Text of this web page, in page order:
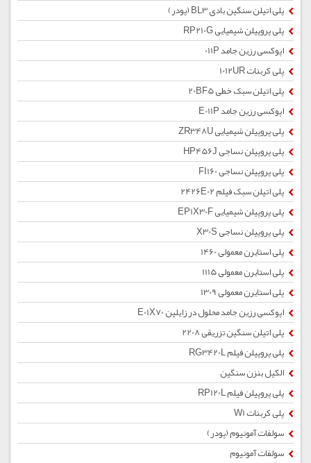
پلی اتیلن سنگین بادی BL3 (پودر)
پلی پروپیلن شیمیایی RP210G
اپوکسی رزین جامد 011P
پلی کربنات 1012UR
پلی اتیلن سبک خطی 20BF5
اپوکسی رزین جامد E011P
پلی پروپیلن شیمیایی ZR348U
پلی پروپیلن نساجی HP456J
پلی پروپیلن نساجی FI160
پلی اتیلن سبک فیلم 2426E02
پلی پروپیلن شیمیایی EP1X30F
پلی پروپیلن نساجی X30S
پلی استایرن معمولی 1460
پلی استایرن معمولی 1115
پلی استایرن معمولی 1309
اپوکسی رزین جامد محلول در زایلین E01X70
پلی اتیلن سنگین تزریقی 2208
پلی پروپیلن فیلم RG3420L
الکیل بنزن سنگین
پلی پروپیلن فیلم RP120L
پلی کربنات W1
سولفات آمونیوم (پودر)
سولفات آمونیوم